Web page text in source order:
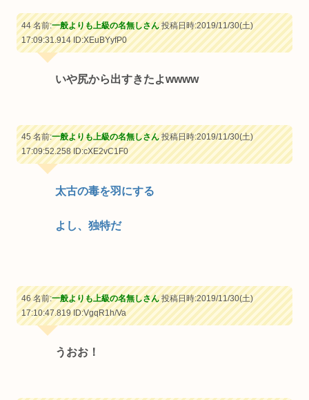
44 名前:一般よりも上級の名無しさん投稿日時:2019/11/30(土)
17:09:31.914ID:XEuBYyfP0
いや尻から出すきたよwwww
45 名前:一般よりも上級の名無しさん投稿日時:2019/11/30(土)
17:09:52.258ID:cXE2vC1F0
太古の毒を羽にする
よし、独特だ
46 名前:一般よりも上級の名無しさん投稿日時:2019/11/30(土)
17:10:47.819ID:VgqR1h/Va
うおお！